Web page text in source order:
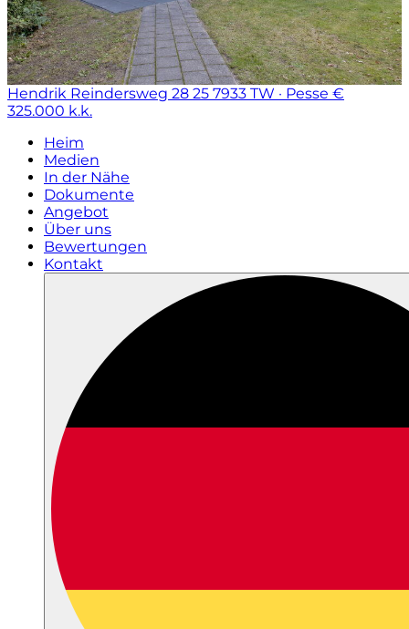
Hendrik Reindersweg 28 25 7933 TW · Pesse €
325.000 k.k.
Heim
Medien
In der Nähe
Dokumente
Angebot
Über uns
Bewertungen
Kontakt